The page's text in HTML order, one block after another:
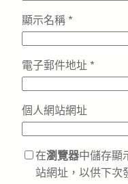
顯示名稱 *
電子郵件地址 *
個人網站網址
在瀏覽器中儲存顯
站網址，以供下次